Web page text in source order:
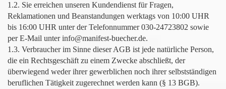
1.2. Sie erreichen unseren Kundendienst für Fragen,
Reklamationen und Beanstandungen werktags von 10:00 UHR
bis 16:00 UHR unter der Telefonnummer 030-24723802 sowie
per E-Mail unterinfo@manifest-buecher.de.
1.3. Verbraucher im Sinne dieser AGB ist jede natürliche Person,
die ein Rechtsgeschäft zu einem Zwecke abschließt, der
überwiegend weder ihrer gewerblichen noch ihrer selbstständigen
beruflichen Tätigkeit zugerechnet werden kann (§ 13 BGB).